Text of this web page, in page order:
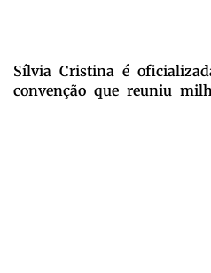
Sílvia Cristina é
convenção que reuniu